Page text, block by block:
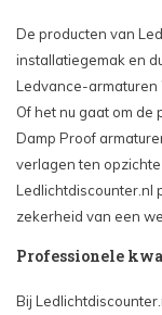
De producten van
installatiegemak en
Ledvance-
Of het nu gaat om
Damp Proof
verlagen ten
Ledlichtdiscounter.nl
zekerheid van een
Professionele
Bij